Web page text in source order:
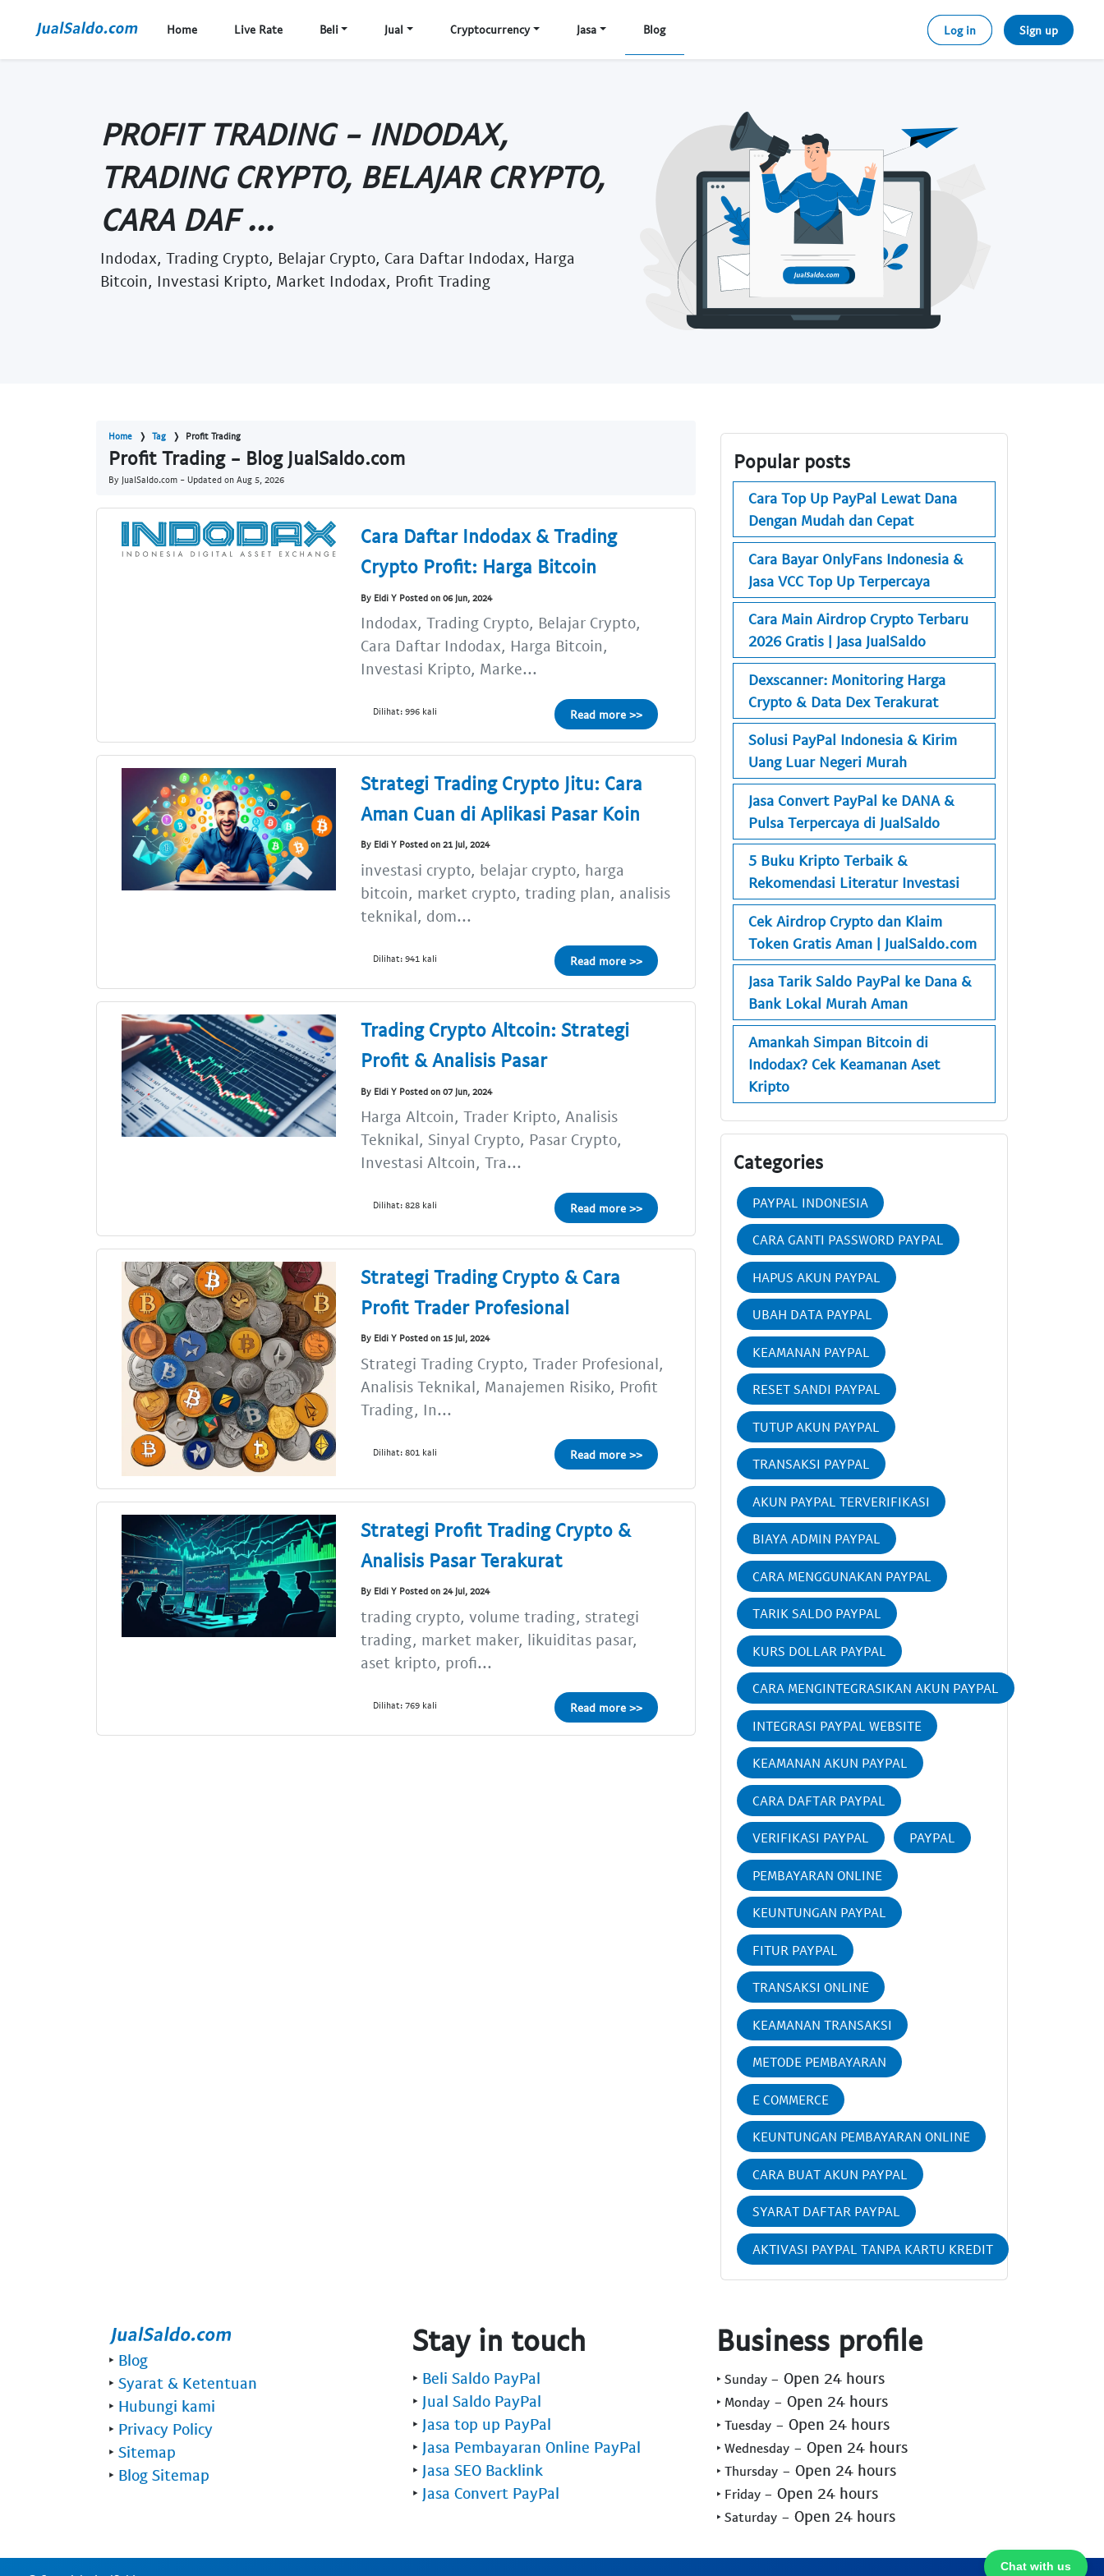
Home Live Rate Beli Jual Cryptocurrency Jasa Blog Log in Sign up
PROFIT TRADING - INDODAX,
TRADING CRYPTO, BELAJAR CRYPTO,
CARA DAF ...
Indodax, Trading Crypto, Belajar Crypto, Cara Daftar Indodax, Harga
Bitcoin, Investasi Kripto, Market Indodax, Profit Trading
Home Tag Profit Trading
Profit Trading - Blog JualSaldo.com
By JualSaldo.com - Updated on Aug 5, 2026
Cara Daftar Indodax & Trading
Crypto Profit: Harga Bitcoin
By Eldi Y Posted on 06 Jun, 2024
Indodax, Trading Crypto, Belajar Crypto,
Cara Daftar Indodax, Harga Bitcoin,
Investasi Kripto, Marke...
Dilihat: 996 kali Read more >>
Strategi Trading Crypto Jitu: Cara
Aman Cuan di Aplikasi Pasar Koin
By Eldi Y Posted on 21 Jul, 2024
investasi crypto, belajar crypto, harga
bitcoin, market crypto, trading plan, analisis
teknikal, dom...
Dilihat: 941 kali Read more >>
Trading Crypto Altcoin: Strategi
Profit & Analisis Pasar
By Eldi Y Posted on 07 Jun, 2024
Harga Altcoin, Trader Kripto, Analisis
Teknikal, Sinyal Crypto, Pasar Crypto,
Investasi Altcoin, Tra...
Dilihat: 828 kali Read more >>
Strategi Trading Crypto & Cara
Profit Trader Profesional
By Eldi Y Posted on 15 Jul, 2024
Strategi Trading Crypto, Trader Profesional,
Analisis Teknikal, Manajemen Risiko, Profit
Trading, In...
Dilihat: 801 kali Read more >>
Strategi Profit Trading Crypto &
Analisis Pasar Terakurat
By Eldi Y Posted on 24 Jul, 2024
trading crypto, volume trading, strategi
trading, market maker, likuiditas pasar,
aset kripto, profi...
Dilihat: 769 kali Read more >>
Popular posts
Cara Top Up PayPal Lewat Dana
Dengan Mudah dan Cepat
Cara Bayar OnlyFans Indonesia &
Jasa VCC Top Up Terpercaya
Cara Main Airdrop Crypto Terbaru
2026 Gratis | Jasa JualSaldo
Dexscanner: Monitoring Harga
Crypto & Data Dex Terakurat
Solusi PayPal Indonesia & Kirim
Uang Luar Negeri Murah
Jasa Convert PayPal ke DANA &
Pulsa Terpercaya di JualSaldo
5 Buku Kripto Terbaik &
Rekomendasi Literatur Investasi
Cek Airdrop Crypto dan Klaim
Token Gratis Aman | JualSaldo.com
Jasa Tarik Saldo PayPal ke Dana &
Bank Lokal Murah Aman
Amankah Simpan Bitcoin di
Indodax? Cek Keamanan Aset
Kripto
Categories
PAYPAL INDONESIA
CARA GANTI PASSWORD PAYPAL
HAPUS AKUN PAYPAL
UBAH DATA PAYPAL
KEAMANAN PAYPAL
RESET SANDI PAYPAL
TUTUP AKUN PAYPAL
TRANSAKSI PAYPAL
AKUN PAYPAL TERVERIFIKASI
BIAYA ADMIN PAYPAL
CARA MENGGUNAKAN PAYPAL
TARIK SALDO PAYPAL
KURS DOLLAR PAYPAL
CARA MENGINTEGRASIKAN AKUN PAYPAL
INTEGRASI PAYPAL WEBSITE
KEAMANAN AKUN PAYPAL
CARA DAFTAR PAYPAL
VERIFIKASI PAYPAL PAYPAL
PEMBAYARAN ONLINE
KEUNTUNGAN PAYPAL
FITUR PAYPAL
TRANSAKSI ONLINE
KEAMANAN TRANSAKSI
METODE PEMBAYARAN
E COMMERCE
KEUNTUNGAN PEMBAYARAN ONLINE
CARA BUAT AKUN PAYPAL
SYARAT DAFTAR PAYPAL
AKTIVASI PAYPAL TANPA KARTU KREDIT
Chat with us
‣ Blog
‣ Syarat & Ketentuan
‣ Hubungi kami
‣ Privacy Policy
‣ Sitemap
‣ Blog Sitemap
Stay in touch
‣ Beli Saldo PayPal
‣ Jual Saldo PayPal
‣ Jasa top up PayPal
‣ Jasa Pembayaran Online PayPal
‣ Jasa SEO Backlink
‣ Jasa Convert PayPal
Business profile
‣ Sunday - Open 24 hours
‣ Monday - Open 24 hours
‣ Tuesday - Open 24 hours
‣ Wednesday - Open 24 hours
‣ Thursday - Open 24 hours
‣ Friday - Open 24 hours
‣ Saturday - Open 24 hours